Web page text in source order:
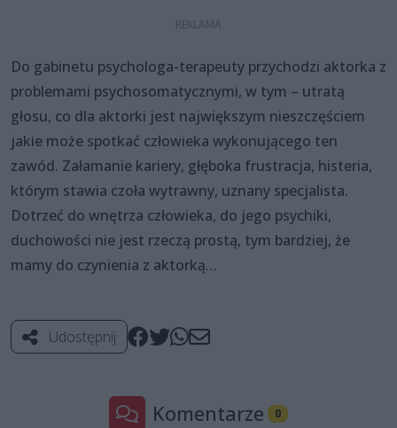
Do gabinetu psychologa-terapeuty przychodzi aktorka z
problemami psychosomatycznymi, w tym – utratą
głosu, co dla aktorki jest największym nieszczęściem
jakie może spotkać człowieka wykonującego ten
zawód. Załamanie kariery, głęboka frustracja, histeria,
którym stawia czoła wytrawny, uznany specjalista.
Dotrzeć do wnętrza człowieka, do jego psychiki,
duchowości nie jest rzeczą prostą, tym bardziej, że
mamy do czynienia z aktorką…
Udostępnij
Komentarze 0